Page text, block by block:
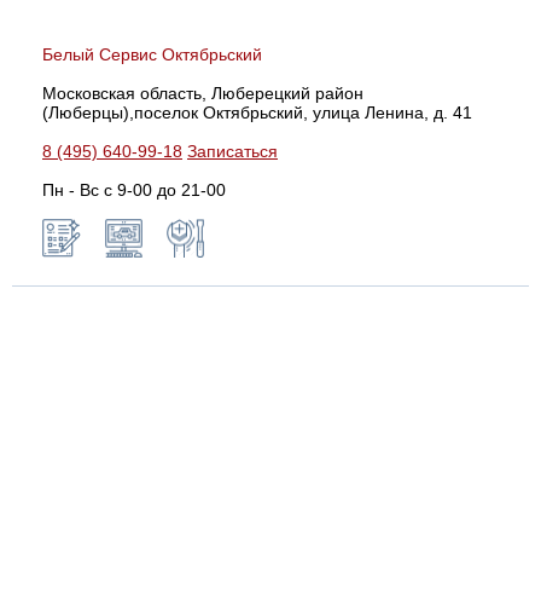
Белый Сервис Октябрьский
Московская область, Люберецкий район
(Люберцы),поселок Октябрьский, улица Ленина, д. 41
8 (495) 640-99-18 Записаться
Пн - Вс с 9-00 до 21-00